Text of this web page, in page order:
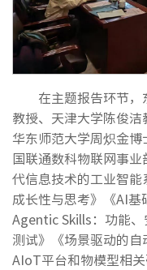
在主题报告环节
教授、天津大学陈俊洁
华东师范大学周炽金
国联通数科物联网事
代信息技术的工业智
成长性与思考》《AI
Agentic Skills：功能
测试》《场景驱动的
AIoT平台和物模型相